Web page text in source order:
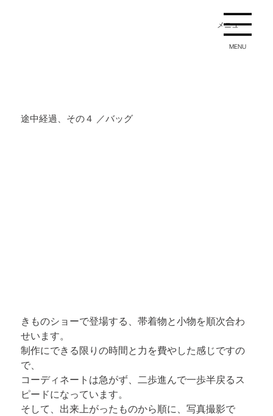
メニュー
MENU
途中経過、その４ ／バッグ
きものショーで登場する、帯着物と小物を順次合わ
せいます。
制作にできる限りの時間と力を費やした感じですの
で、
コーディネートは急がず、二歩進んで一歩半戻るス
ピードになっています。
そして、出来上がったものから順に、写真撮影で